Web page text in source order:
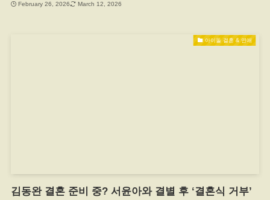
February 26, 2026 March 12, 2026
아이돌 결혼 & 연애
김동완 결혼 준비 중? 서윤아와 결별 후 ‘결혼식 거부’